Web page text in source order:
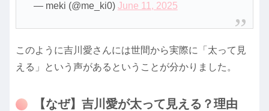
— meki (@me_ki0) June 11, 2025
このように吉川愛さんには世間から実際に「太って見
える」という声があるということが分かりました。
【なぜ】吉川愛が太って見える？理由